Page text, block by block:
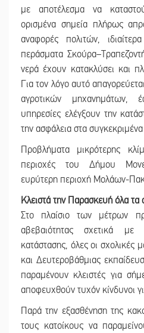
με αποτέλεσμα να
ορισμένα σημεία πλήρως
αναφορές πολιτών,
περάσματα
νερά έχουν κατακλύσει και
Για τον λόγο αυτό
αγροτικών μηχανημάτων,
υπηρεσίες ελέγξουν την
την ασφάλεια στα
Προβλήματα μικρότερης
περιοχές του Δήμου
ευρύτερη περιοχή Μολάων-
Κλειστά την Παρασκευή όλα τα
Στο πλαίσιο των μέτρων
αβεβαιότητας σχετικά
κατάστασης, όλες οι σχολικές
και Δευτεροβάθμιας
παραμένουν κλειστές για
αποφευχθούν τυχόν κίνδυνοι
Παρά την εξασθένηση της
τους κατοίκους να